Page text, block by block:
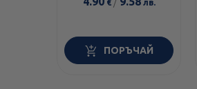
€ лв.
ПОРЪЧАЙ